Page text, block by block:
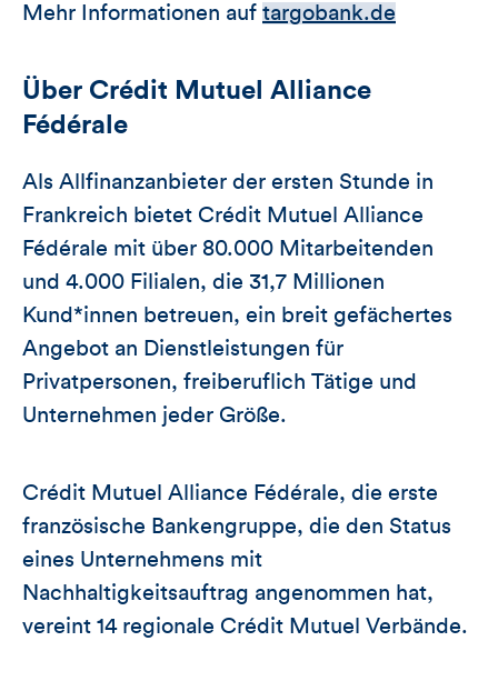
Mehr Informationen auf targobank.de
Über Crédit Mutuel Alliance
Fédérale
Als Allfinanzanbieter der ersten Stunde in
Frankreich bietet Crédit Mutuel Alliance
Fédérale mit über 80.000 Mitarbeitenden
und 4.000 Filialen, die 31,7 Millionen
Kund*innen betreuen, ein breit gefächertes
Angebot an Dienstleistungen für
Privatpersonen, freiberuflich Tätige und
Unternehmen jeder Größe.
Crédit Mutuel Alliance Fédérale, die erste
französische Bankengruppe, die den Status
eines Unternehmens mit
Nachhaltigkeitsauftrag angenommen hat,
vereint 14 regionale Crédit Mutuel Verbände.